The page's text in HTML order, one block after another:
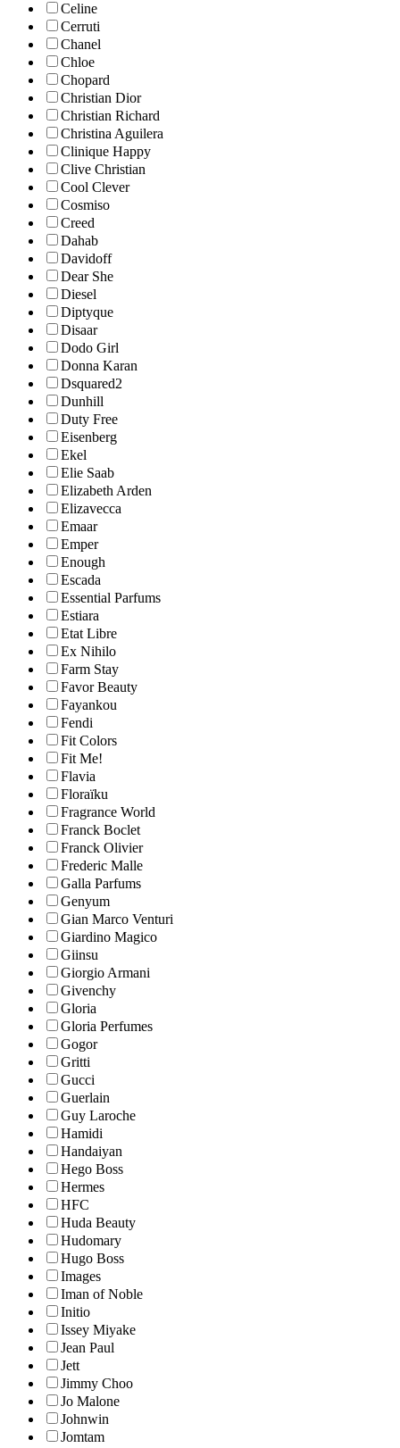
Celine
Cerruti
Chanel
Chloe
Chopard
Christian Dior
Christian Richard
Christina Aguilera
Clinique Happy
Clive Christian
Cool Clever
Cosmiso
Creed
Dahab
Davidoff
Dear She
Diesel
Diptyque
Disaar
Dodo Girl
Donna Karan
Dsquared2
Dunhill
Duty Free
Eisenberg
Ekel
Elie Saab
Elizabeth Arden
Elizavecca
Emaar
Emper
Enough
Escada
Essential Parfums
Estiara
Etat Libre
Ex Nihilo
Farm Stay
Favor Beauty
Fayankou
Fendi
Fit Colors
Fit Me!
Flavia
Floraïku
Fragrance World
Franck Boclet
Franck Olivier
Frederic Malle
Galla Parfums
Genyum
Gian Marco Venturi
Giardino Magico
Giinsu
Giorgio Armani
Givenchy
Gloria
Gloria Perfumes
Gogor
Gritti
Gucci
Guerlain
Guy Laroche
Hamidi
Handaiyan
Hego Boss
Hermes
HFC
Huda Beauty
Hudomary
Hugo Boss
Images
Iman of Noble
Initio
Issey Miyake
Jean Paul
Jett
Jimmy Choo
Jo Malone
Johnwin
Jomtam